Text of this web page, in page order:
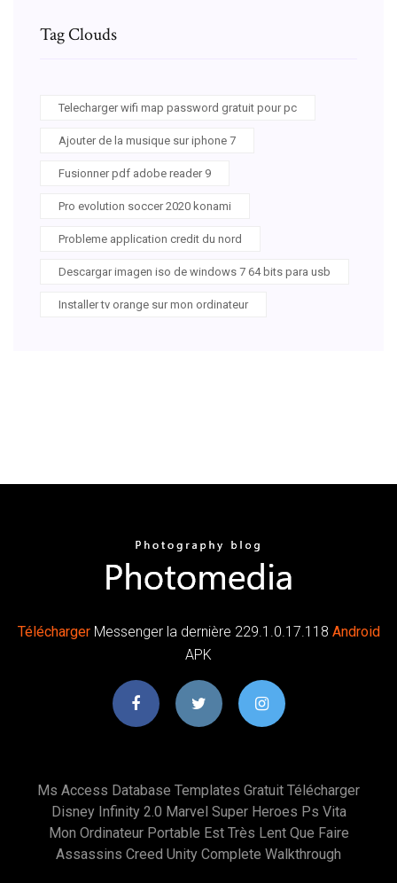
Tag Clouds
Telecharger wifi map password gratuit pour pc
Ajouter de la musique sur iphone 7
Fusionner pdf adobe reader 9
Pro evolution soccer 2020 konami
Probleme application credit du nord
Descargar imagen iso de windows 7 64 bits para usb
Installer tv orange sur mon ordinateur
TéléchargerMessenger la dernière 229.1.0.17.118 Android
APK
Ms Access Database Templates Gratuit Télécharger
Disney Infinity 2.0 Marvel Super Heroes Ps Vita
Mon Ordinateur Portable Est Très Lent Que Faire
Assassins Creed Unity Complete Walkthrough